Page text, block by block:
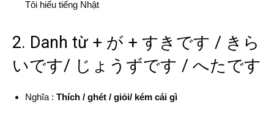
Tôi hiểu tiếng Nhật
2. Danh từ + が + すきです / きら
いです/ じょうずです / へたです
Nghĩa : Thích / ghét / giỏi/ kém cái gì